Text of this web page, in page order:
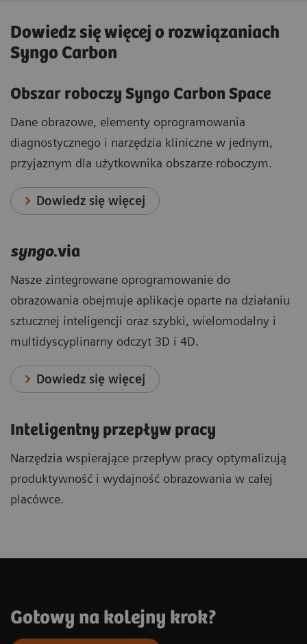
Dowiedz się więcej o rozwiązaniach
Syngo Carbon
Obszar roboczy Syngo Carbon Space
Dane obrazowe, elementy oprogramowania
diagnostycznego i narzędzia kliniczne w jednym,
przyjaznym dla użytkownika obszarze roboczym.
Dowiedz się więcej
syngo.via
Nasze zintegrowane oprogramowanie do
obrazowania obejmuje aplikacje oparte na działaniu
sztucznej inteligencji oraz szybki, wielomodalny i
multidyscyplinarny odczyt 3D i 4D.
Dowiedz się więcej
Inteligentny przepływ pracy
Narzędzia wspierające przepływ pracy optymalizują
produktywność i wydajność obrazowania w całej
placówce.
Gotowy na kolejny krok?